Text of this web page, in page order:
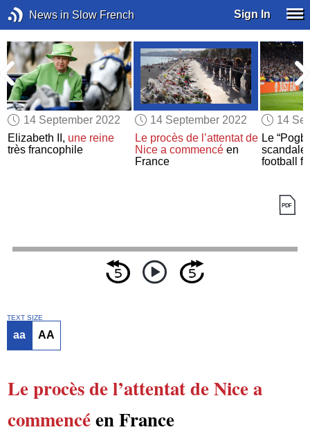
News in Slow French Sign In
14 September 2022
Elizabeth II, une reine
très francophile
14 September 2022
Le procès de l’attentat de
Nice a commencéen
France
14
Le
scandale
football
TEXT SIZE
aa AA
Le procès de l’attentat de Nicea
commencéen France